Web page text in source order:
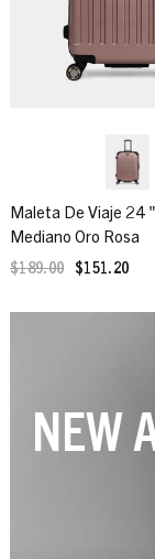
Maleta De Viaje 24
Mediano Oro Rosa
$189.00 $151.20
NEW